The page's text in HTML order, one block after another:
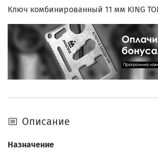
Ключ комбинированный 11 мм KING
Описание
Назначение